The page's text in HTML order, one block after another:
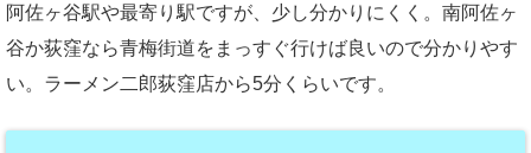
阿佐ヶ谷駅や最寄り駅ですが、少し分かりにくく。南阿佐ヶ
谷か荻窪なら青梅街道をまっすぐ行けば良いので分かりやす
い。ラーメン二郎荻窪店から5分くらいです。